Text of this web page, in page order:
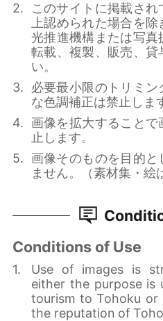
このサイトに掲載さ
上認められた場合を
光推進機構または写
転載、複製、販売、貸
い。
必要最小限のトリミ
な色調補正は禁止しま
画像を拡大すること
止します。
画像そのものを目的と
ません。（素材集・絵
Conditions of Use
Use of images is
either the purpose is
tourism to Tohoku or
the reputation of